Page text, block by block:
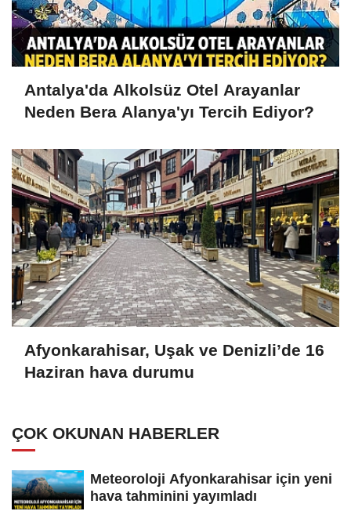
Antalya'da Alkolsüz Otel Arayanlar
Neden Bera Alanya'yı Tercih Ediyor?
Afyonkarahisar, Uşak ve Denizli’de 16
Haziran hava durumu
ÇOK OKUNAN HABERLER
Meteoroloji Afyonkarahisar için yeni
hava tahminini yayımladı